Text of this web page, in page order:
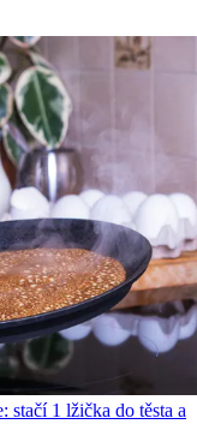
1 lžička do těsta a